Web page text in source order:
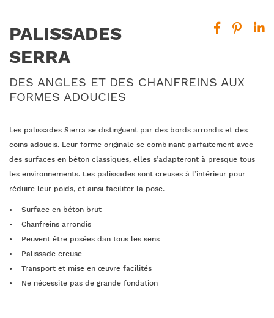
PALISSADES
SERRA
DES ANGLES ET DES CHANFREINS AUX
FORMES ADOUCIES
Les palissades Sierra se distinguent par des bords arrondis et des
coins adoucis. Leur forme originale se combinant parfaitement avec
des surfaces en béton classiques, elles s’adapteront à presque tous
les environnements. Les palissades sont creuses à l’intérieur pour
réduire leur poids, et ainsi faciliter la pose.
Surface en béton brut
Chanfreins arrondis
Peuvent être posées dan tous les sens
Palissade creuse
Transport et mise en œuvre facilités
Ne nécessite pas de grande fondation